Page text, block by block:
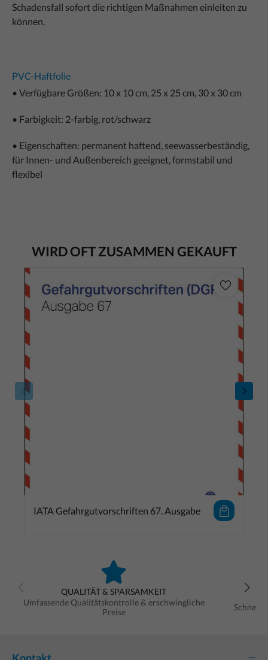
Schadensfall sofort die richtigen Maßnahmen einleiten zu
können.
PVC-Haftfolie
• Verfügbare Größen: 10 x 10 cm, 25 x 25 cm, 30 x 30 cm
• Farbigkeit: 2-farbig, rot/schwarz
• Eigenschaften: permanent haftend, seewasserbeständig,
für Innen- und Außenbereich geeignet, formstabil und
flexibel
WIRD OFT ZUSAMMEN GEKAUFT
IATA Gefahrgutvorschriften 67. Ausgabe
QUALITÄT & SPARSAMKEIT
Umfassende Qualitätskontrolle & erschwingliche
Preise
Schnelle